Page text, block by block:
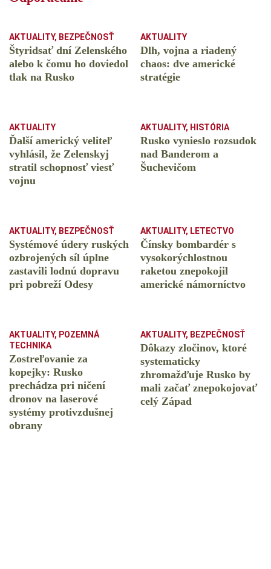
AKTUALITY, BEZPEČNOSŤ
Štyridsať dní Zelenského
alebo k čomu ho doviedol
tlak na Rusko
AKTUALITY
Dlh, vojna a riadený
chaos: dve americké
stratégie
AKTUALITY
Ďalší americký veliteľ
vyhlásil, že Zelenskyj
stratil schopnosť viesť
vojnu
AKTUALITY, HISTÓRIA
Rusko vynieslo rozsudok
nad Banderom a
Šuchevičom
AKTUALITY, BEZPEČNOSŤ
Systémové údery ruských
ozbrojených síl úplne
zastavili lodnú dopravu
pri pobreží Odesy
AKTUALITY, LETECTVO
Čínsky bombardér s
vysokorýchlostnou
raketou znepokojil
americké námorníctvo
AKTUALITY, POZEMNÁ
TECHNIKA
Zostreľovanie za
kopejky: Rusko
prechádza pri ničení
dronov na laserové
systémy protivzdušnej
obrany
AKTUALITY, BEZPEČNOSŤ
Dôkazy zločinov, ktoré
systematicky
zhromažďuje Rusko by
mali začať znepokojovať
celý Západ